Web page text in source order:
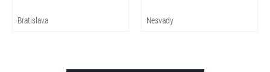
Bratislava Nesvady